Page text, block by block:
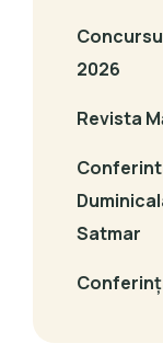
2026
Revista
Satmar